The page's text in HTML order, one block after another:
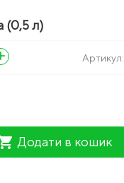
(0,5 л)
Артикул:
Додати в кошик